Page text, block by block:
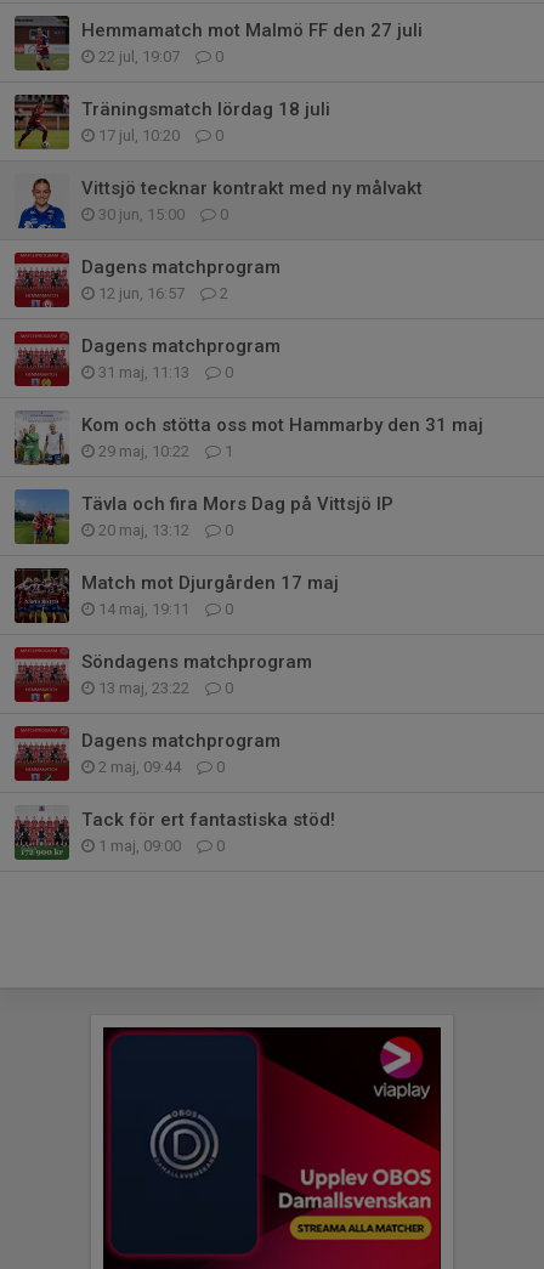
Hemmamatch mot Malmö FF den 27 juli
22 jul, 19:07 0
Träningsmatch lördag 18 juli
17 jul, 10:20 0
Vittsjö tecknar kontrakt med ny målvakt
30 jun, 15:00 0
Dagens matchprogram
12 jun, 16:57 2
Dagens matchprogram
31 maj, 11:13 0
Kom och stötta oss mot Hammarby den 31 maj
29 maj, 10:22 1
Tävla och fira Mors Dag på Vittsjö IP
20 maj, 13:12 0
Match mot Djurgården 17 maj
14 maj, 19:11 0
Söndagens matchprogram
13 maj, 23:22 0
Dagens matchprogram
2 maj, 09:44 0
Tack för ert fantastiska stöd!
1 maj, 09:00 0